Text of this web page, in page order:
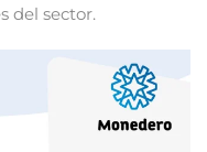
del sector.